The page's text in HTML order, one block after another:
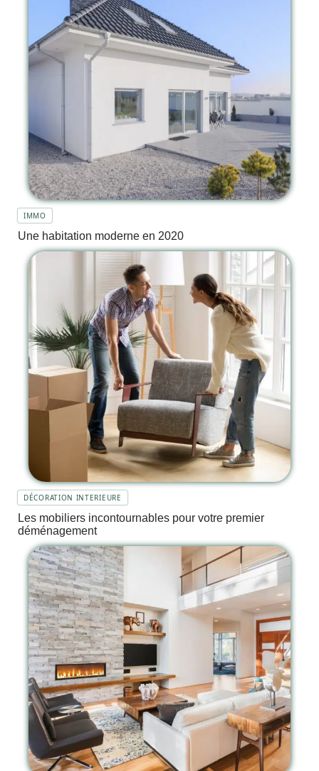
IMMO
Une habitation moderne en 2020
DÉCORATION INTERIEURE
Les mobiliers incontournables pour votre premier
déménagement